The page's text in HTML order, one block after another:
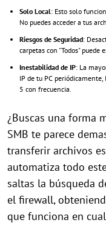
Solo Local: Esto solo
No puedes acceder a tus
Riesgos de Seguridad:
carpetas con "Todos"
Inestabilidad de IP: La
IP de tu PC
5 con frecuencia.
¿Buscas una forma
SMB te parece
transferir archivos
automatiza todo
saltas la búsqueda
el firewall,
que funciona en